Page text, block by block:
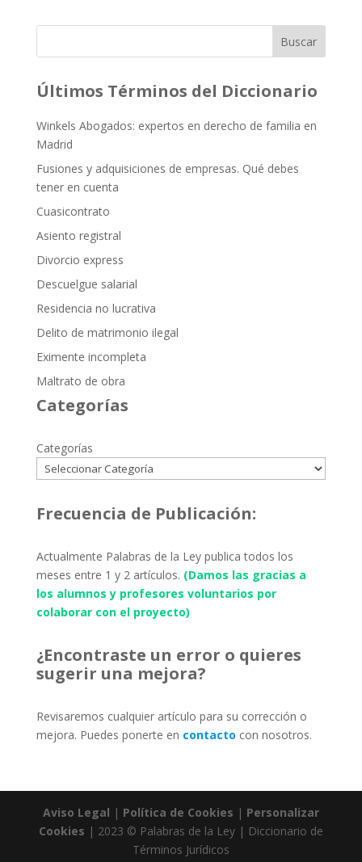
Buscar
Últimos Términos del Diccionario
Winkels Abogados: expertos en derecho de familia en
Madrid
Fusiones y adquisiciones de empresas. Qué debes
tener en cuenta
Cuasicontrato
Asiento registral
Divorcio express
Descuelgue salarial
Residencia no lucrativa
Delito de matrimonio ilegal
Eximente incompleta
Maltrato de obra
Categorías
Categorías
Frecuencia de Publicación:
Actualmente Palabras de la Ley publica todos los
meses entre 1 y 2 artículos. (Damos las gracias a
los alumnos y profesores voluntarios por
colaborar con el proyecto)
¿Encontraste un error o quieres
sugerir una mejora?
Revisaremos cualquier artículo para su corrección o
mejora. Puedes ponerte en contacto con nosotros.
Aviso Legal | Política de Cookies | Personalizar
Cookies | 2023 © Palabras de la Ley | Diccionario de
Términos Jurídicos